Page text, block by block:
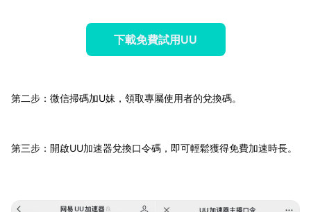
下載免費試用UU
第二步：微信掃碼加U妹，領取專屬使用者的兌換碼。
第三步：開啟UU加速器兌換口令碼，即可輕鬆獲得免費加速時長。